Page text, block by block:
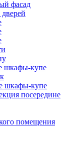
фасад
шкафы-купе
шкафы-купе
посередине
помещения